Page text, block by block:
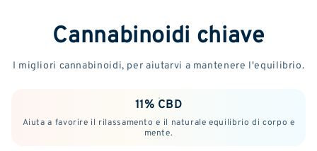
Cannabinoidi chiave
I migliori cannabinoidi, per aiutarvi a mantenere l'equilibrio.
11% CBD
Aiuta a favorire il rilassamento e il naturale equilibrio di corpo e
mente.